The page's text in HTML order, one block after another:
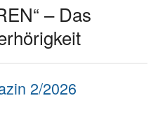
– Das
2/2026